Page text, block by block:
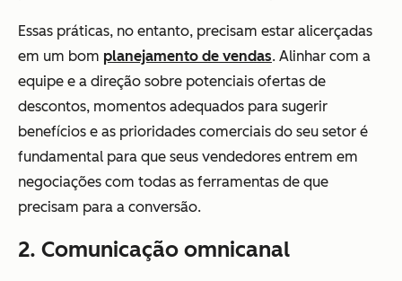
Essas práticas, no entanto, precisam estar alicerçadas
em um bom planejamento de vendas. Alinhar com a
equipe e a direção sobre potenciais ofertas de
descontos, momentos adequados para sugerir
benefícios e as prioridades comerciais do seu setor é
fundamental para que seus vendedores entrem em
negociações com todas as ferramentas de que
precisam para a conversão.
2. Comunicação omnicanal